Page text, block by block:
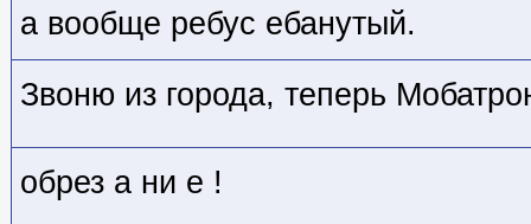
а вообще ребус ебанутый.
Звоню из города, теперь
обрез а ни е !